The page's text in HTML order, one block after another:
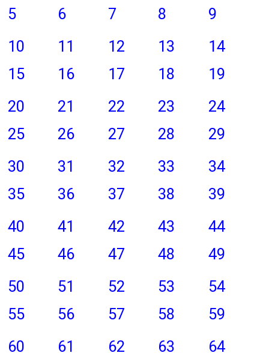
5
6 7 8
9
10
11 12 13
14
15
16 17 18
19
20
21 22 23
24
25
26 27 28
29
30
31 32 33
34
35
36 37 38
39
40
41 42 43
44
45
46 47 48
49
50
51 52 53
54
55
56 57 58
59
60
61 62 63
64